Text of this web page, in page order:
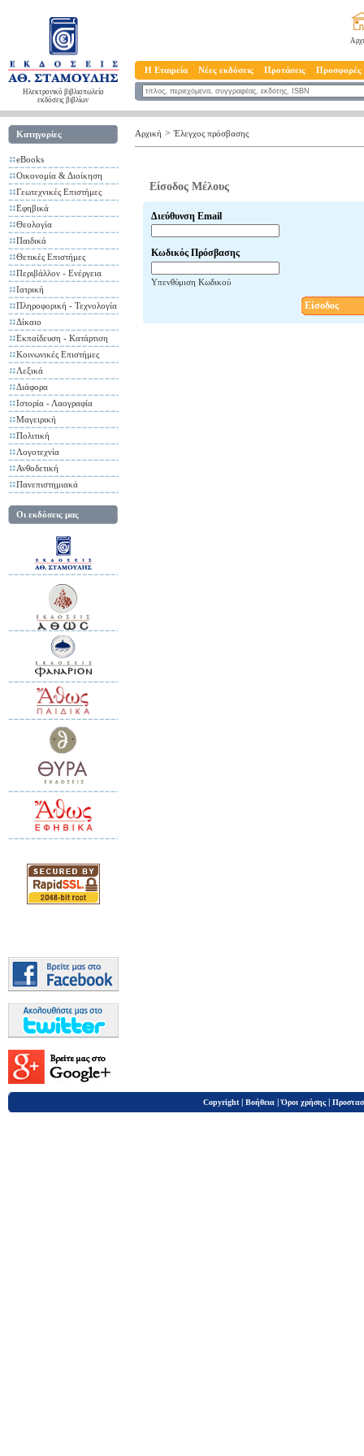
Ηλεκτρονικό βιβλιοπωλείο
εκδόσεις βιβλίων
Η Εταιρεία Νέες εκδόσεις Προτάσεις Προσφορές
Κατηγορίες
eBooks
Οικονομία & Διοίκηση
Γεωτεχνικές Επιστήμες
Εφηβικά
Θεολογία
Παιδικά
Θετικές Επιστήμες
Περιβάλλον - Ενέργεια
Ιατρική
Πληροφορική - Τεχνολογία
Δίκαιο
Εκπαίδευση - Κατάρτιση
Κοινωνικές Επιστήμες
Λεξικά
Διάφορα
Ιστορία - Λαογραφία
Μαγειρική
Πολιτική
Λογοτεχνία
Ανθοδετική
Πανεπιστημιακά
Οι εκδόσεις μας
Αρχική > Έλεγχος πρόσβασης
Είσοδος Μέλους
Διεύθυνση Email
Κωδικός Πρόσβασης
Υπενθύμιση Κωδικού
Είσοδος
Copyright | Βοήθεια |Όροι χρήσης |